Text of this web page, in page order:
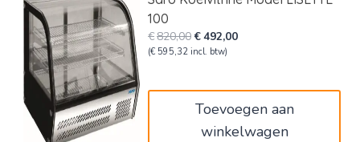
100
€820,00Oorspronkelijke
prijs
€820,00.
€492,00Huidige
€492,00.
(€ 595,32 incl. btw)
Toevoegen aan
winkelwagen